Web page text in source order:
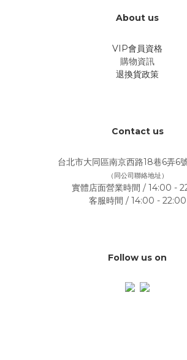
About us
VIP會員資格
購物資訊
退換貨政策
Contact us
台北市大同區南京西路18巷6弄6
（同公司聯絡地址）
實體店面營業時間 / 14:00 -
客服時間 / 14:00 - 22:00
Follow us on